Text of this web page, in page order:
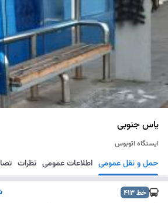
یاس جنوبی
ایستگاه اتوبوس
مسیریابی ذخیره ارسال حمل و نقل عمومی اطلاعات عمومی نظرات
خط413